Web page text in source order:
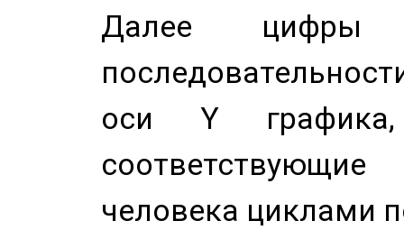
Далее цифры
оси Y
человека циклами